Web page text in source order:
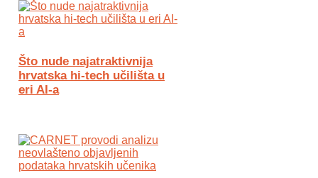
Što nude najatraktivnija
hrvatska hi-tech učilišta u
eri AI-a